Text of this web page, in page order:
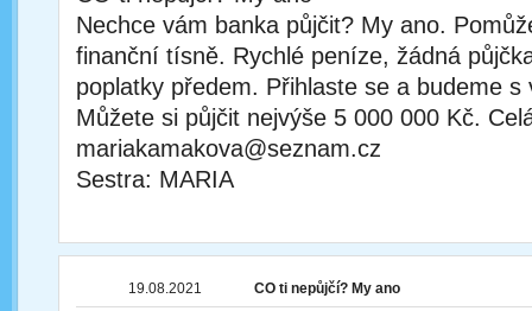
Nechce vám banka půjčit? My ano.
finanční tísně. Rychlé peníze, žádná
poplatky předem. Přihlaste se a budeme s
Můžete si půjčit nejvýše 5 000 000 Kč.
mariakamakova@seznam.cz
Sestra: MARIA
19.08.2021 CO ti nepůjčí? My ano